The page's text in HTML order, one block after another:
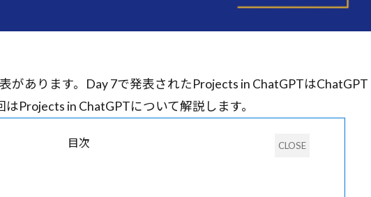
があります。Day 7で発表されたProjects in ChatGPTはChatGPT
Projects in ChatGPTについて解説します。
目次